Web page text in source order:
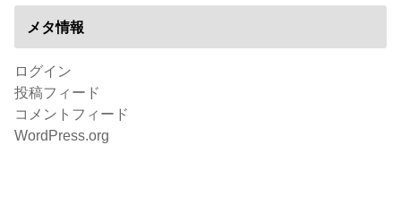
メタ情報
ログイン
投稿フィード
コメントフィード
WordPress.org